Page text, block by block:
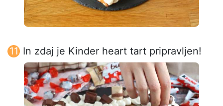
In zdaj je Kinder heart tart pripravljen!